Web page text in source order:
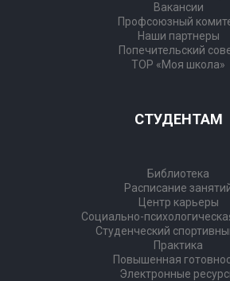
Вакансии
Профсоюзный
Наши партнеры
Попечительский
ТОР «Моя школа»
СТУДЕНТАМ
Библиотека
Расписание
Центр карьеры
Социально-
Студенческий
Практика
Повышенная
Электронные